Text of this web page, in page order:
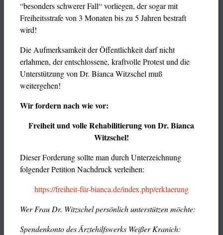
“besonders schwerer Fall“ vorliegen, der sogar mit
Freiheitsstrafe von 3 Monaten bis zu 5 Jahren bestraft
wird!
Die Aufmerksamkeit der Öffentlichkeit darf nicht
erlahmen, der entschlossene, kraftvolle Protest und die
Unterstützung von Dr. Bianca Witzschel muß
weitergehen!
Wir fordern nach wie vor:
Freiheit und volle Rehabilitierung von Dr. Bianca
Witzschel!
Dieser Forderung sollte man durch Unterzeichnung
folgender Petition Nachdruck verleihen:
https://freiheit-für-bianca.de/index.php/erklaerung
Wer Frau Dr. Witzschel persönlich unterstützen möchte:
Spendenkonto des Ärztehilfswerks Weißer Kranich: